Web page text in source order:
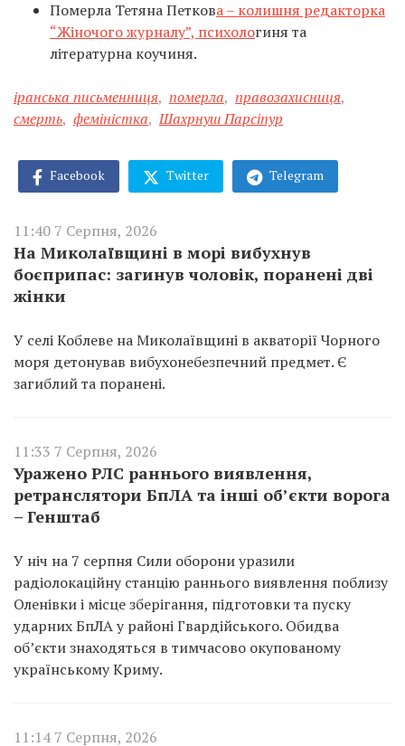
Померла Тетяна Петкова – колишня редакторка
“Жіночого журналу”, психологиня та
літературна коучиня.
іранська письменниця, померла, правозахисниця,
смерть, феміністка, Шахрнуш Парсіпур
Facebook Twitter Telegram
11:40 7 Серпня, 2026
На Миколаївщині в морі вибухнув
боєприпас: загинув чоловік, поранені дві
жінки
У селі Коблеве на Миколаївщині в акваторії Чорного
моря детонував вибухонебезпечний предмет. Є
загиблий та поранені.
11:33 7 Серпня, 2026
Уражено РЛС раннього виявлення,
ретранслятори БпЛА та інші об’єкти ворога
– Генштаб
У ніч на 7 серпня Сили оборони уразили
радіолокаційну станцію раннього виявлення поблизу
Оленівки і місце зберігання, підготовки та пуску
ударних БпЛА у районі Гвардійського. Обидва
об’єкти знаходяться в тимчасово окупованому
українському Криму.
11:14 7 Серпня, 2026